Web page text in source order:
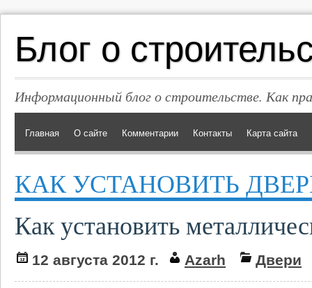
Блог о
Информационный блог о строительстве. Как
Главная О сайте Комментарии Контакты Карта сайта
КАК УСТАНОВИТЬ
Как установить
12 августа 2012 г. Azarh Двери